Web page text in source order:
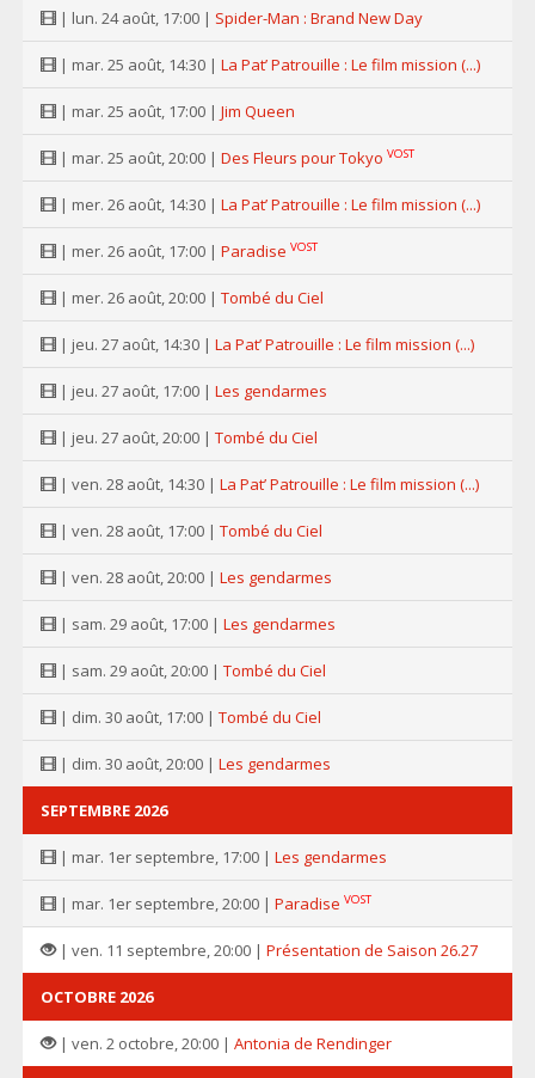
| lun. 24 août, 17:00 | Spider-Man : Brand New Day
| mar. 25 août, 14:30 | La Pat’ Patrouille : Le film mission (...)
| mar. 25 août, 17:00 | Jim Queen
| mar. 25 août, 20:00 | Des Fleurs pour Tokyo VOST
| mer. 26 août, 14:30 | La Pat’ Patrouille : Le film mission (...)
| mer. 26 août, 17:00 | Paradise VOST
| mer. 26 août, 20:00 | Tombé du Ciel
| jeu. 27 août, 14:30 | La Pat’ Patrouille : Le film mission (...)
| jeu. 27 août, 17:00 | Les gendarmes
| jeu. 27 août, 20:00 | Tombé du Ciel
| ven. 28 août, 14:30 | La Pat’ Patrouille : Le film mission (...)
| ven. 28 août, 17:00 | Tombé du Ciel
| ven. 28 août, 20:00 | Les gendarmes
| sam. 29 août, 17:00 | Les gendarmes
| sam. 29 août, 20:00 | Tombé du Ciel
| dim. 30 août, 17:00 | Tombé du Ciel
| dim. 30 août, 20:00 | Les gendarmes
SEPTEMBRE 2026
| mar. 1er septembre, 17:00 | Les gendarmes
| mar. 1er septembre, 20:00 | Paradise VOST
| ven. 11 septembre, 20:00 | Présentation de Saison 26.27
OCTOBRE 2026
| ven. 2 octobre, 20:00 | Antonia de Rendinger